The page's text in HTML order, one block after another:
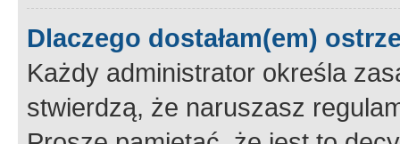
Dlaczego dostałam(em)
Każdy administrator określa
stwierdzą, że naruszasz